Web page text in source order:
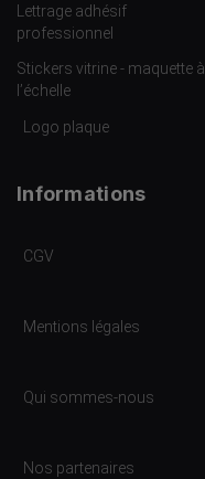
Lettrage adhésif
professionnel
Stickers vitrine - maquette à
l’échelle
Logo plaque
Informations
CGV
Mentions légales
Qui sommes-nous
Nos partenaires